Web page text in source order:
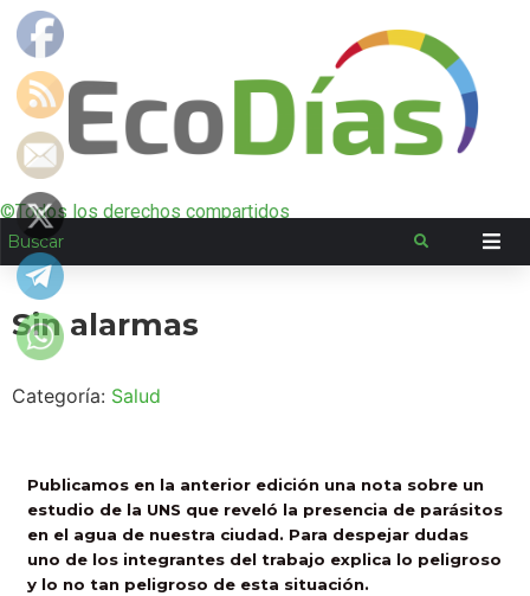
©Todos los derechos compartidos
Sin alarmas
Categoría: Salud
Publicamos en la anterior edición una nota sobre un
estudio de la UNS que reveló la presencia de parásitos
en el agua de nuestra ciudad. Para despejar dudas
uno de los integrantes del trabajo explica lo peligroso
y lo no tan peligroso de esta situación.